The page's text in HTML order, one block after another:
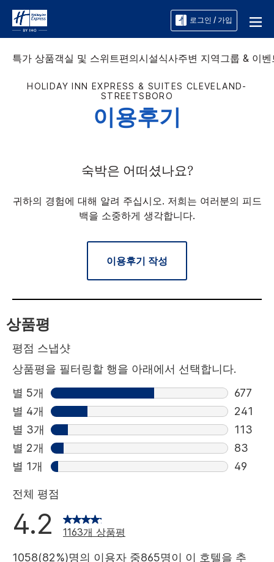
로그인 / 가입
특가 상품객실 및 스위트편의시설식사주변 지역그룹 & 이벤
HOLIDAY INN EXPRESS & SUITES CLEVELAND-
STREETSBORO
이용후기
숙박은 어떠셨나요?
귀하의 경험에 대해 알려 주십시오. 저희는 여러분의 피드
백을 소중하게 생각합니다.
이용후기 작성